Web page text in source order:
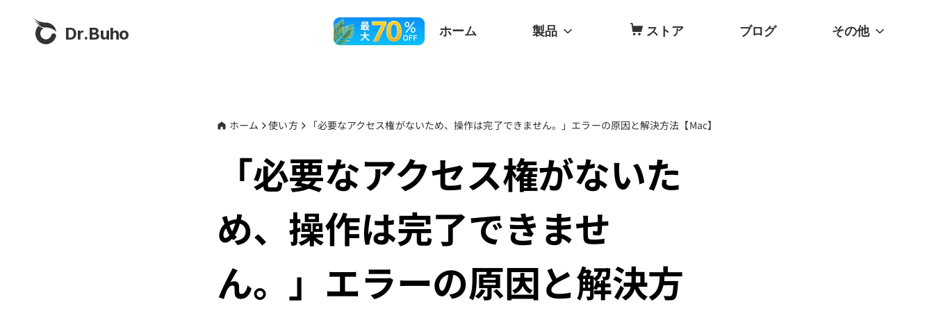
Dr.Buho ホーム 製品 ストア ブログ その他
ホーム 使い方 「必要なアクセス権がないため、操作は完了できません。」エラーの原因と解決方法【Mac】
「必要なアクセス権がないた
め、操作は完了できませ
ん。」エラーの原因と解決方